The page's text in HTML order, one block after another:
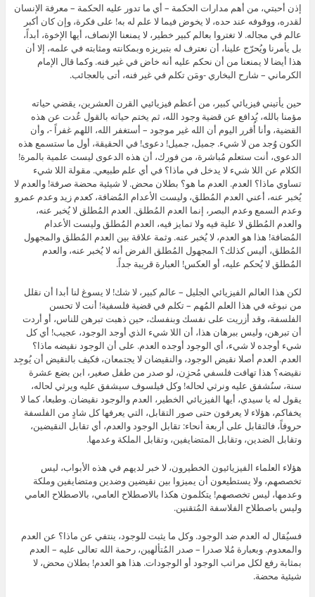
إذن أحبتي، من أهم مدارات الحكمة – أي ما تدور عليه الحكمة – معرفة الإنسان
لقدره، ووقوفه عند حده، لا يخوض فيما لا علم له به! على فكرة، وإن كان أكبر
عالم في مجاله. لا تغتروا بعالم كبير خطير، لا يمنعنا الإنصاف، أيها الإخوة، أبداً،
بل يأمرنا ويُحرّج علينا، أن نعترف له بتبريزه وبمكانته ومثابته في علمه، إلا أن
هذا أيضا لا يمنعنا من أن نحكم عليه أنه خاض في غير فنه. وكما قال الإمام
الكرماني – شارح البخاري -ومَن تكلم في غير فنه، أتى بالعجائب.
حين يأتيني فيزيائي كبير، من أعظم فيزيائيي القرن العشرين، يقضي حياته
مؤمنا بالله، يُدافع عن قضية وجود الله، ثم يختم حياته بالقول عُدت عن هذه
القضية، وأنا أُقرر اليوم أن الله غير موجود – أستغفر الله، اللهم غفراً -، وأن
الكون وُجد من لا شيء. جميل، جميل! دعوى! في الحقيقة، أول ما ستسمع هذه
الدعوى، أنت ستعلم مُباشرة، من فورك، أن هذه الدعوى ليست علمية بالمرة!
الكلام عن اللا شيء لا يدخل في ماذا؟ في أي علم طبيعي. مقولة اللا شيء
تساوي ماذا؟ العدم. العدم ما هو؟ بطلان محض. لا شيئية محضة صرفة! والعدم لا
يُخبر عنه، أعني العدم المُطلق، وليست الأعدام المُضافة، كعدم زيد وعدم عمرو
وعدم السمع وعدم البصر، إنما العدم المُطلق. العدم المُطلق لا يُخبر عنه،
والعدم المُطلق لا علية فيه ولا تمايز فيه، العدم المُطلق وليست الأعدام
المُضافة! هذا هو العدم، لا يُخبر عنه. وثمة علاقة بين العدم المُطلق والمجهول
المُطلق، أليس كذلك؟ المجهول المُطلق الفرض أنه لا يُخبر عنه، والعدم
المُطلق لا يُحكم عليه، أو العكس! العبارة قريبة جداً.
لكن هذا العالم الفيزيائي الجليل – عالم كبير، لا شك! لا يسوغ لنا أبدا أن نقلل
من نبوغه في هذا العلم المُهم – تكلم في قضية فلسفية! أنت لا تحسن
الفلسفة، وقد أزريت على نفسك وبنفسك، حين ذهبت تبرهن للناس، أو أردت
أن تبرهن، وليس ببرهان هذا، أن اللا شيء الذي أوجد الوجود، عجيب! أي كل
شيء أوجده لا شيء، أي الوجود أوجده العدم. على أن الوجود نقيضه ماذا؟
العدم. العدم أصلا نقيض الوجود، والنقيضان لا يجتمعان، فكيف بالنقيض أن يُوجِد
نقيضه؟ هذا تهافت فلسفي مُحزِن، لو صدر من طفل صغير، ابن بضع عشرة
سنة، سنُشفق عليه ونرثي لحاله! وكل فيلسوف سيشفق عليه ويرثي لحاله،
يقول له يا سيدي، أيها الفيزيائي الخطير، العدم والوجود نقيضان. وطبعا، كما لا
يخفاكم، هؤلاء لا يعرفون حتى صور التقابل، التي يعرفها كل شادٍ من الفلسفة
حروفاً، فالتقابل على أربعة أنحاء: تقابل الوجود والعدم، أي تقابل النقيضين،
وتقابل الضدين، وتقابل المتضايفين، وتقابل الملكة وعدمها.
هؤلاء العلماء الفيزيائيون الخطيرون، لا خبر لديهم في هذه الأبواب، ليس
تخصصهم، ولا يستطيعون أن يميزوا بين نقيضين وضدين ومتضايفين وملكة
وعدمها، ليس تخصصهم! يتكلمون هكذا بالاصطلاح العامي، بالاصطلاح العامي
وليس باصطلاح الفلاسفة المُتقنين.
فسيُقال له العدم ضد الوجود. وكل ما يثبت للوجود، ينتفي عن ماذا؟ عن العدم
والمعدوم. وبعبارة مُلا صدرا – صدر المُتألهين، رحمة الله تعالى عليه – العدم
بمثابة رفع لكل مراتب الوجود أو الوجودات. هذا هو العدم! بطلان محض، لا
شيئية محضة.